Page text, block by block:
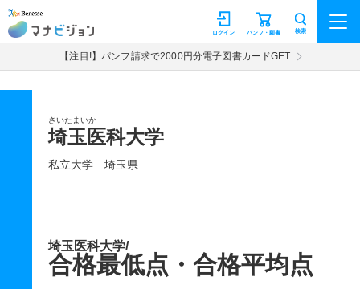
マナビジョン パンフ・願書
ログイン 検索
【注目!】パンフ請求で2000円分電子図書カードGET
さいたまいか
埼玉医科大学
私立大学 埼玉県
埼玉医科大学/
合格最低点・合格平均点